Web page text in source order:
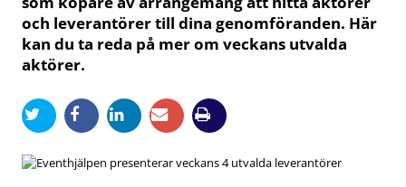
och leverantörer till dina genomföranden. Här
kan du ta reda på mer om veckans utvalda
aktörer.